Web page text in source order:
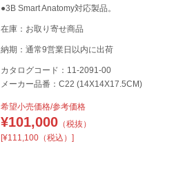
●3B Smart Anatomy対応製品。
在庫：お取り寄せ商品
納期：通常9営業日以内に出荷
カタログコード：11-2091-00
メーカー品番：C22 (14X14X17.5CM)
希望小売価格/参考価格
¥101,000（税抜）
[¥111,100（税込）]